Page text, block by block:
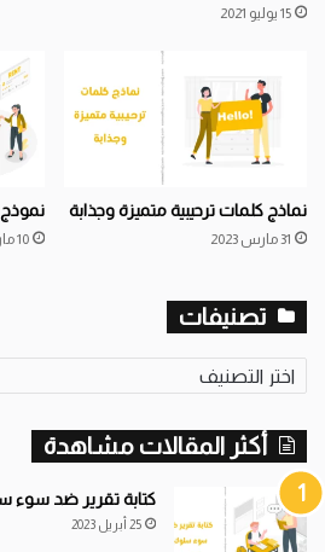
15 يوليو 2021
نماذج كلمات ترحيبية متميزة وجذابة
31 مارس 2023 10 مارس 2023
تصنيفات
تصنيفات
أكثر المقالات مشاهدة
كتابة تقرير ضد سوء
25 أبريل 2023